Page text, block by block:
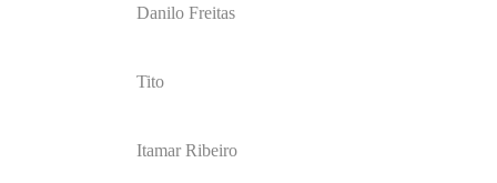
Danilo Freitas
Tito
Itamar Ribeiro